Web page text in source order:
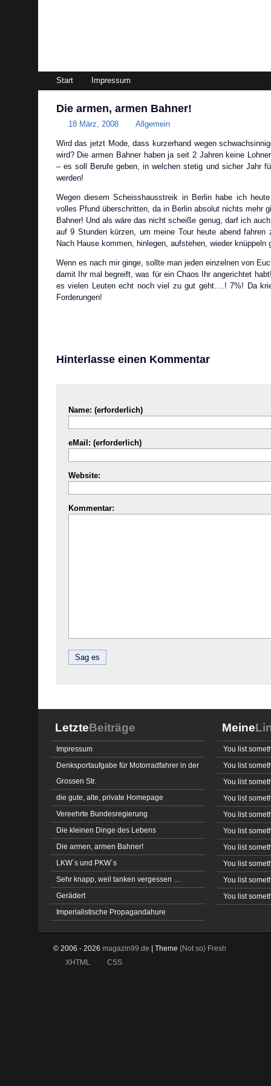
Start Impressum
Die armen, armen Bahner!
18 März, 2008 Allgemein
Wird das jetzt Mode, dass kurzerhand wegen
wird? Die armen Bahner haben ja seit 2 Jahren keine
– es soll Berufe geben, in welchen stetig und sicher Jahr
werden!
Wegen diesem Scheisshausstreik in Berlin habe ich
volles Pfund überschritten, da in Berlin absolut nichts mehr
Bahner! Und als wäre das nicht scheiße genug, darf ich
auf 9 Stunden kürzen, um meine Tour heute abend fahren
Nach Hause kommen, hinlegen, aufstehen, wieder knüppeln
Wenn es nach mir ginge, sollte man jeden einzelnen von
damit Ihr mal begreift, was für ein Chaos Ihr angerichtet
es vielen Leuten echt noch viel zu gut geht….! 7%! Da
Forderungen!
Hinterlasse einen Kommentar
Name: (erforderlich)
eMail: (erforderlich)
Website:
Kommentar:
LetzteBeiträge
Impressum
Denksportaufgabe für Motorradfahrer in der
Grossen Str.
die gute, alte, private Homepage
Vereehrte Bundesregierung
Die kleinen Dinge des Lebens
Die armen, armen Bahner!
LKW´s und PKW´s
Sehr knapp, weil tanken vergessen …
Gerädert
Imperialistische Propagandahure
Meine
You list
You list
You list
You list
You list
You list
You list
You list
You list
You list
© 2006 - 2026 magazin99.de | Theme (Not so) Fresh
XHTML
CSS